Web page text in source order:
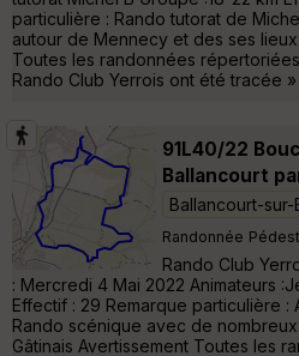
particulière : Rando tutorat de
autour de Mennecy et des ses
Toutes les randonnées
Rando Club Yerrois ont été tracée »
91L40/22
Ballancourt
Ballancourt-sur-
Randonnée
Rando Club
: Mercredi 4 Mai 2022 Animateurs
Effectif : 29 Remarque particulière :
Rando scénique avec de
Gâtinais Avertissement Toutes les